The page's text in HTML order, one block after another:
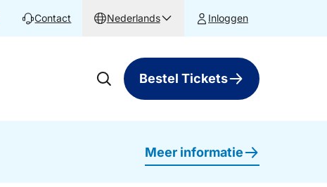
Contact Nederlands Inloggen
Bestel Tickets
Meer informatie